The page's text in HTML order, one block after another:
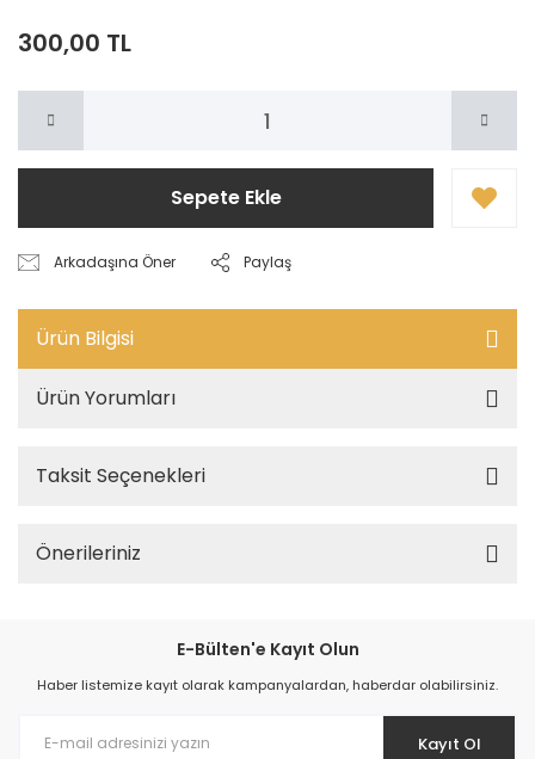
300,00 TL
Sepete Ekle
Arkadaşına Öner Paylaş
Ürün Bilgisi
Ürün Yorumları
Taksit Seçenekleri
Önerileriniz
E-Bülten'e Kayıt Olun
Haber listemize kayıt olarak kampanyalardan, haberdar olabilirsiniz.
Kayıt Ol